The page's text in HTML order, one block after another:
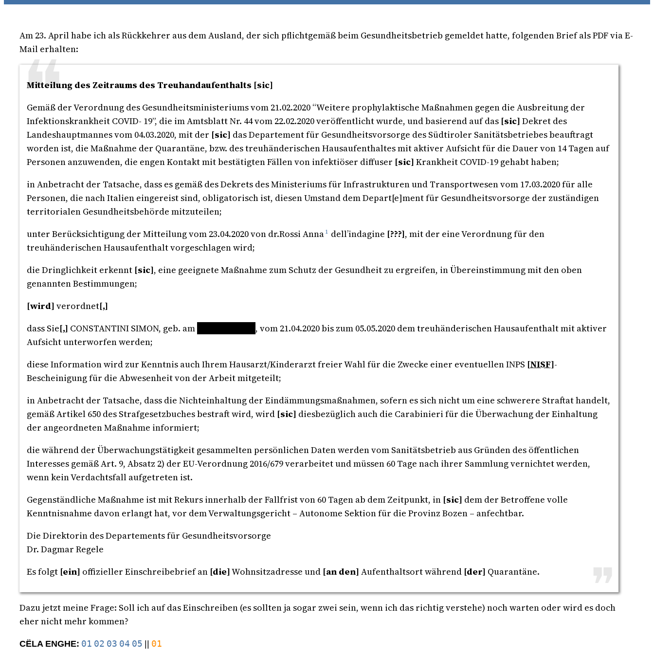
Am 23. April habe ich als Rückkehrer aus dem Ausland, der sich pflichtgemäß beim Gesundheitsbetrieb gemeldet hatte, folgenden Brief als PDF via E-
Mail erhalten:
Mitteilung des Zeitraums des Treuhandaufenthalts [sic]
Gemäß der Verordnung des Gesundheitsministeriums vom 21.02.2020 “Weitere prophylaktische Maßnahmen gegen die Ausbreitung der
Infektionskrankheit COVID- 19”, die im Amtsblatt Nr. 44 vom 22.02.2020 veröffentlicht wurde, und basierend auf das [sic] Dekret des
Landeshauptmannes vom 04.03.2020, mit der [sic] das Departement für Gesundheitsvorsorge des Südtiroler Sanitätsbetriebes beauftragt
worden ist, die Maßnahme der Quarantäne, bzw. des treuhänderischen Hausaufenthaltes mit aktiver Aufsicht für die Dauer von 14 Tagen auf
Personen anzuwenden, die engen Kontakt mit bestätigten Fällen von infektiöser diffuser [sic] Krankheit COVID-19 gehabt haben;
in Anbetracht der Tatsache, dass es gemäß des Dekrets des Ministeriums für Infrastrukturen und Transportwesen vom 17.03.2020 für alle
Personen, die nach Italien eingereist sind, obligatorisch ist, diesen Umstand dem Depart[e]ment für Gesundheitsvorsorge der zuständigen
territorialen Gesundheitsbehörde mitzuteilen;
unter Berücksichtigung der Mitteilung vom 23.04.2020 von dr.Rossi Anna1 dell’indagine [???], mit der eine Verordnung für den
treuhänderischen Hausaufenthalt vorgeschlagen wird;
die Dringlichkeit erkennt [sic], eine geeignete Maßnahme zum Schutz der Gesundheit zu ergreifen, in Übereinstimmung mit den oben
genannten Bestimmungen;
[wird] verordnet[,]
dass Sie[,] CONSTANTINI SIMON, geb. am
, vom 21.04.2020 bis zum 05.05.2020 dem treuhänderischen Hausaufenthalt mit aktiver
Aufsicht unterworfen werden;
diese Information wird zur Kenntnis auch Ihrem Hausarzt/Kinderarzt freier Wahl für die Zwecke einer eventuellen INPS [NISF]-
Bescheinigung für die Abwesenheit von der Arbeit mitgeteilt;
in Anbetracht der Tatsache, dass die Nichteinhaltung der Eindämmungsmaßnahmen, sofern es sich nicht um eine schwerere Straftat handelt,
gemäß Artikel 650 des Strafgesetzbuches bestraft wird, wird [sic] diesbezüglich auch die Carabinieri für die Überwachung der Einhaltung
der angeordneten Maßnahme informiert;
die während der Überwachungstätigkeit gesammelten persönlichen Daten werden vom Sanitätsbetrieb aus Gründen des öffentlichen
Interesses gemäß Art. 9, Absatz 2) der EU-Verordnung 2016/679 verarbeitet und müssen 60 Tage nach ihrer Sammlung vernichtet werden,
wenn kein Verdachtsfall aufgetreten ist.
Gegenständliche Maßnahme ist mit Rekurs innerhalb der Fallfrist von 60 Tagen ab dem Zeitpunkt, in [sic] dem der Betroffene volle
Kenntnisnahme davon erlangt hat, vor dem Verwaltungsgericht – Autonome Sektion für die Provinz Bozen – anfechtbar.
Die Direktorin des Departements für Gesundheitsvorsorge
Dr. Dagmar Regele
Es folgt [ein] offizieller Einschreibebrief an [die]Wohnsitzadresse und [an den] Aufenthaltsort während [der] Quarantäne.
Dazu jetzt meine Frage: Soll ich auf das Einschreiben (es sollten ja sogar zwei sein, wenn ich das richtig verstehe) noch warten oder wird es doch
eher nicht mehr kommen?
CËLA ENGHE: 01 02 03 04 05 01